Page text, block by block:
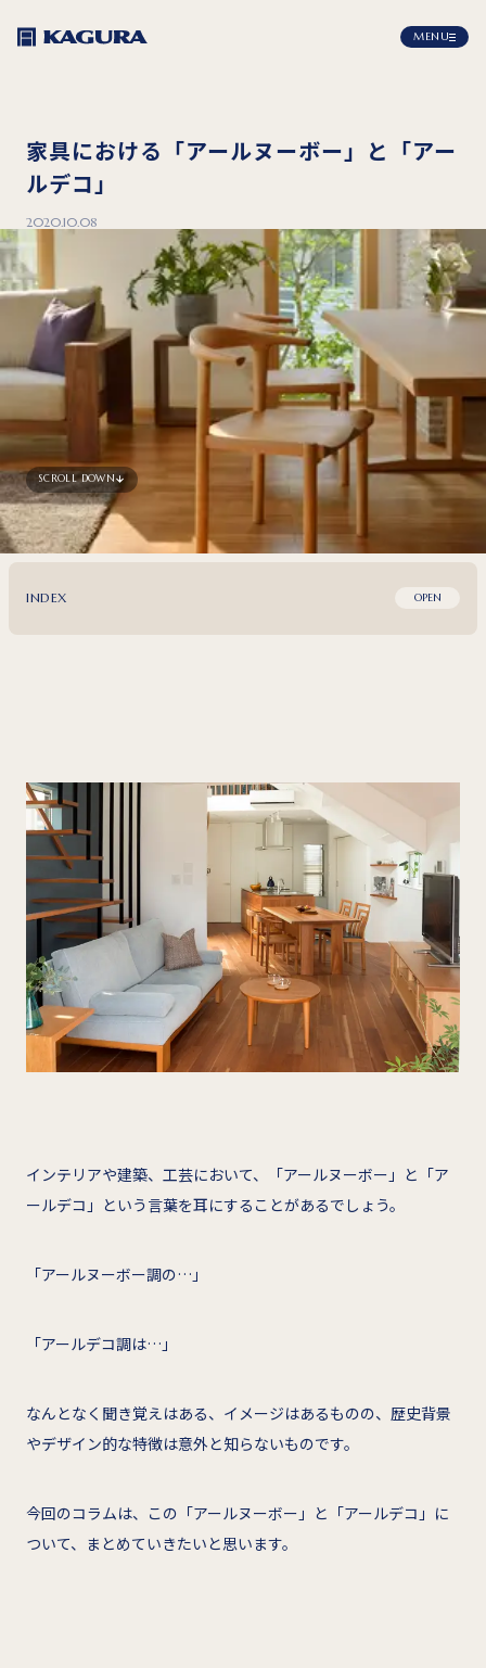
MENU
家具における「アールヌーボー」と「アー
ルデコ」
2020.10.08
SCROLL DOWN
INDEX OPEN
インテリアや建築、工芸において、「アールヌーボー」と「ア
ールデコ」という言葉を耳にすることがあるでしょう。
「アールヌーボー調の…」
「アールデコ調は…」
なんとなく聞き覚えはある、イメージはあるものの、歴史背景
やデザイン的な特徴は意外と知らないものです。
今回のコラムは、この「アールヌーボー」と「アールデコ」に
ついて、まとめていきたいと思います。